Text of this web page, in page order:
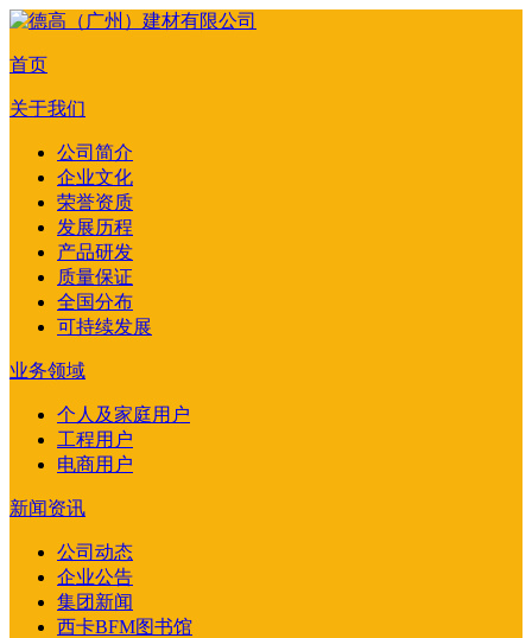
首页
关于我们
公司简介
企业文化
荣誉资质
发展历程
产品研发
质量保证
全国分布
可持续发展
业务领域
个人及家庭用户
工程用户
电商用户
新闻资讯
公司动态
企业公告
集团新闻
西卡BFM图书馆